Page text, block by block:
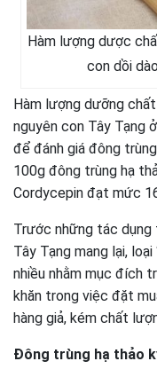
Hàm lượng dược
con dồi
Hàm lượng dưỡng
nguyên con Tây Tạng
để đánh giá đông
100g đông trùng hạ
Cordycepin đạt mức
Trước những tác
Tây Tạng mang lại,
nhiều nhằm mục đích
khăn trong việc đặt
hàng giả, kém chất
Đông trùng hạ thảo